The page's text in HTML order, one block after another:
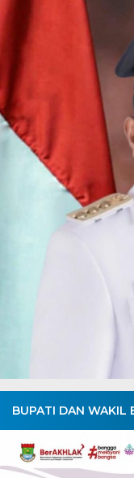
BUPATI DAN WAKIL